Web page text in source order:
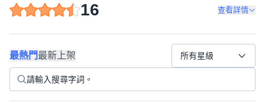
16 查看詳情
最熱門最新上架 所有星級